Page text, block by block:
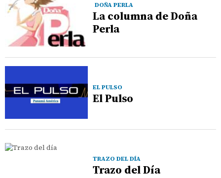
DOÑA PERLA
La columna de Doña
Perla
EL PULSO
El Pulso
TRAZO DEL DÍA
Trazo del Día